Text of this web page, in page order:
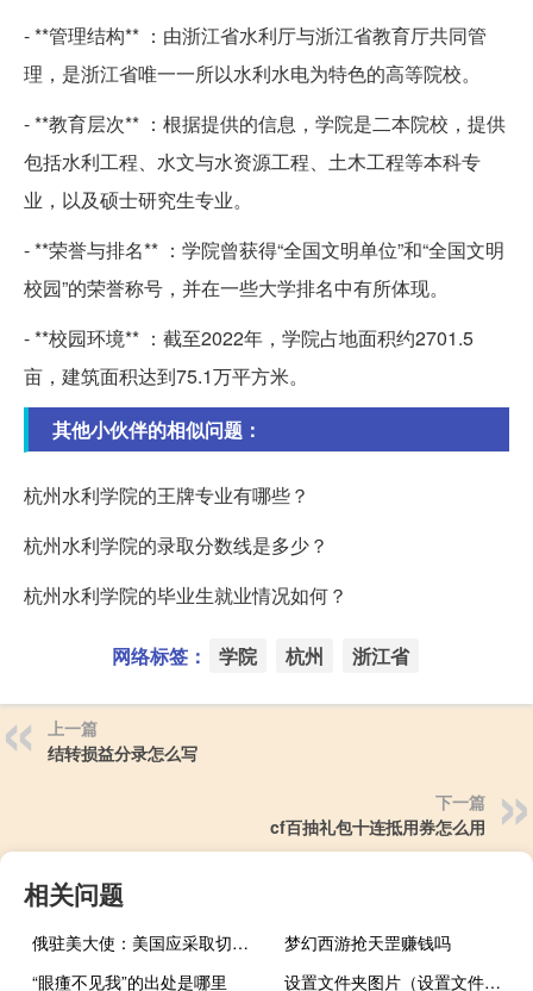
- **管理结构** ：由浙江省水利厅与浙江省教育厅共同管
理，是浙江省唯一一所以水利水电为特色的高等院校。
- **教育层次** ：根据提供的信息，学院是二本院校，提供
包括水利工程、水文与水资源工程、土木工程等本科专
业，以及硕士研究生专业。
- **荣誉与排名** ：学院曾获得“全国文明单位”和“全国文明
校园”的荣誉称号，并在一些大学排名中有所体现。
- **校园环境** ：截至2022年，学院占地面积约2701.5
亩，建筑面积达到75.1万平方米。
其他小伙伴的相似问题：
杭州水利学院的王牌专业有哪些？
杭州水利学院的录取分数线是多少？
杭州水利学院的毕业生就业情况如何？
网络标签： 学院 杭州 浙江省
上一篇
结转损益分录怎么写
下一篇
cf百抽礼包十连抵用券怎么用
相关问题
俄驻美大使：美国应采取切实措施 消除恢复黑海港口农产品外运协议的障碍
梦幻西游抢天罡赚钱吗
“眼瘇不见我”的出处是哪里
设置文件夹图片（设置文件夹权限）